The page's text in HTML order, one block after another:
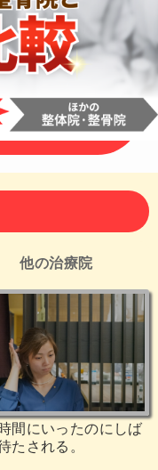
他の治療院
間にいったのにしば
たされる。